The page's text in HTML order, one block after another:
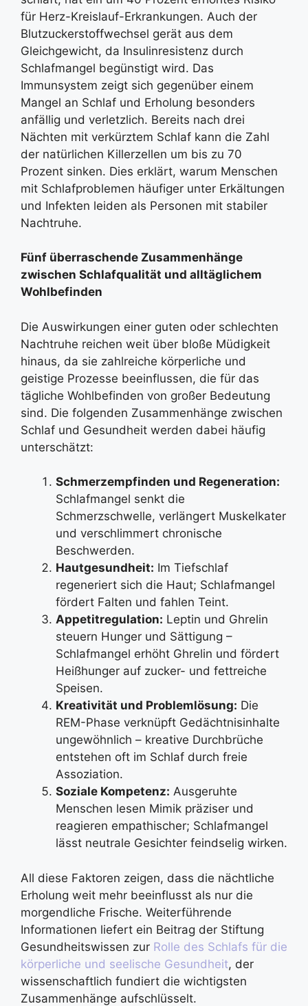
für Herz-Kreislauf-Erkrankungen. Auch der
Blutzuckerstoffwechsel gerät aus dem
Gleichgewicht, da Insulinresistenz durch
Schlafmangel begünstigt wird. Das
Immunsystem zeigt sich gegenüber einem
Mangel an Schlaf und Erholung besonders
anfällig und verletzlich. Bereits nach drei
Nächten mit verkürztem Schlaf kann die Zahl
der natürlichen Killerzellen um bis zu 70
Prozent sinken. Dies erklärt, warum Menschen
mit Schlafproblemen häufiger unter Erkältungen
und Infekten leiden als Personen mit stabiler
Nachtruhe.
Fünf überraschende Zusammenhänge
zwischen Schlafqualität und alltäglichem
Wohlbefinden
Die Auswirkungen einer guten oder schlechten
Nachtruhe reichen weit über bloße Müdigkeit
hinaus, da sie zahlreiche körperliche und
geistige Prozesse beeinflussen, die für das
tägliche Wohlbefinden von großer Bedeutung
sind. Die folgenden Zusammenhänge zwischen
Schlaf und Gesundheit werden dabei häufig
unterschätzt:
Schmerzempfinden und Regeneration:
Schlafmangel senkt die
Schmerzschwelle, verlängert Muskelkater
und verschlimmert chronische
Beschwerden.
Hautgesundheit: Im Tiefschlaf
regeneriert sich die Haut; Schlafmangel
fördert Falten und fahlen Teint.
Appetitregulation: Leptin und Ghrelin
steuern Hunger und Sättigung –
Schlafmangel erhöht Ghrelin und fördert
Heißhunger auf zucker- und fettreiche
Speisen.
Kreativität und Problemlösung: Die
REM-Phase verknüpft Gedächtnisinhalte
ungewöhnlich – kreative Durchbrüche
entstehen oft im Schlaf durch freie
Assoziation.
Soziale Kompetenz: Ausgeruhte
Menschen lesen Mimik präziser und
reagieren empathischer; Schlafmangel
lässt neutrale Gesichter feindselig wirken.
All diese Faktoren zeigen, dass die nächtliche
Erholung weit mehr beeinflusst als nur die
morgendliche Frische. Weiterführende
Informationen liefert ein Beitrag der Stiftung
Gesundheitswissen zur Rolle des Schlafs für die
körperliche und seelische Gesundheit, der
wissenschaftlich fundiert die wichtigsten
Zusammenhänge aufschlüsselt.